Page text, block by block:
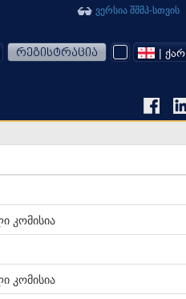
ვერსია შშმპ-სთვის
რეგისტრაცია | ᲥᲐᲠ
კომისია
კომისია